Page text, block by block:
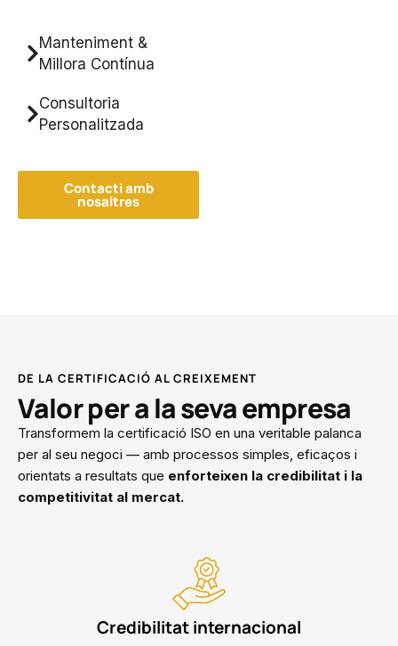
Manteniment &
Millora Contínua
Consultoria
Personalitzada
Contacti amb
nosaltres
DE LA CERTIFICACIÓ AL CREIXEMENT
Valor per a la seva empresa
Transformem la certificació ISO en una veritable palanca
per al seu negoci — amb processos simples, eficaços i
orientats a resultats que enforteixen la credibilitat i la
competitivitat al mercat.
Credibilitat internacional